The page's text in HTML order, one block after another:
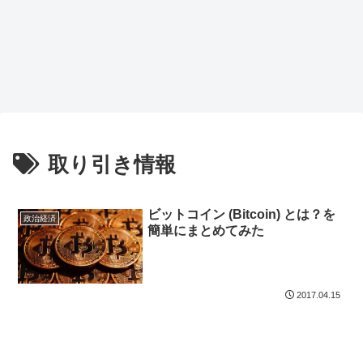
取り引き情報
政治経済
ビットコイン (Bitcoin) とは？を
簡単にまとめてみた
2017.04.15